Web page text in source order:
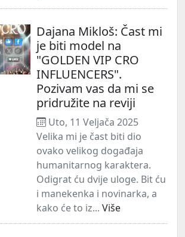
Dajana Mikloš: Čast mi
je biti model na
"GOLDEN VIP CRO
INFLUENCERS".
Pozivam vas da mi se
pridružite na reviji
Uto, 11 Veljača 2025
Velika mi je čast biti dio
ovako velikog događaja
humanitarnog karaktera.
Odigrat ću dvije uloge. Bit ću
i manekenka i novinarka, a
kako će to iz... Više